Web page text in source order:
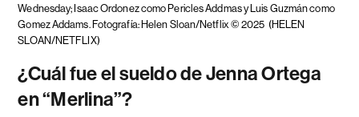
Wednesday; Isaac Ordonez como Pericles Addmas y Luis Guzmán como
Gomez Addams. Fotografía: Helen Sloan/Netflix © 2025 (HELEN
SLOAN/NETFLIX)
¿Cuál fue el sueldo de Jenna Ortega
en “Merlina”?